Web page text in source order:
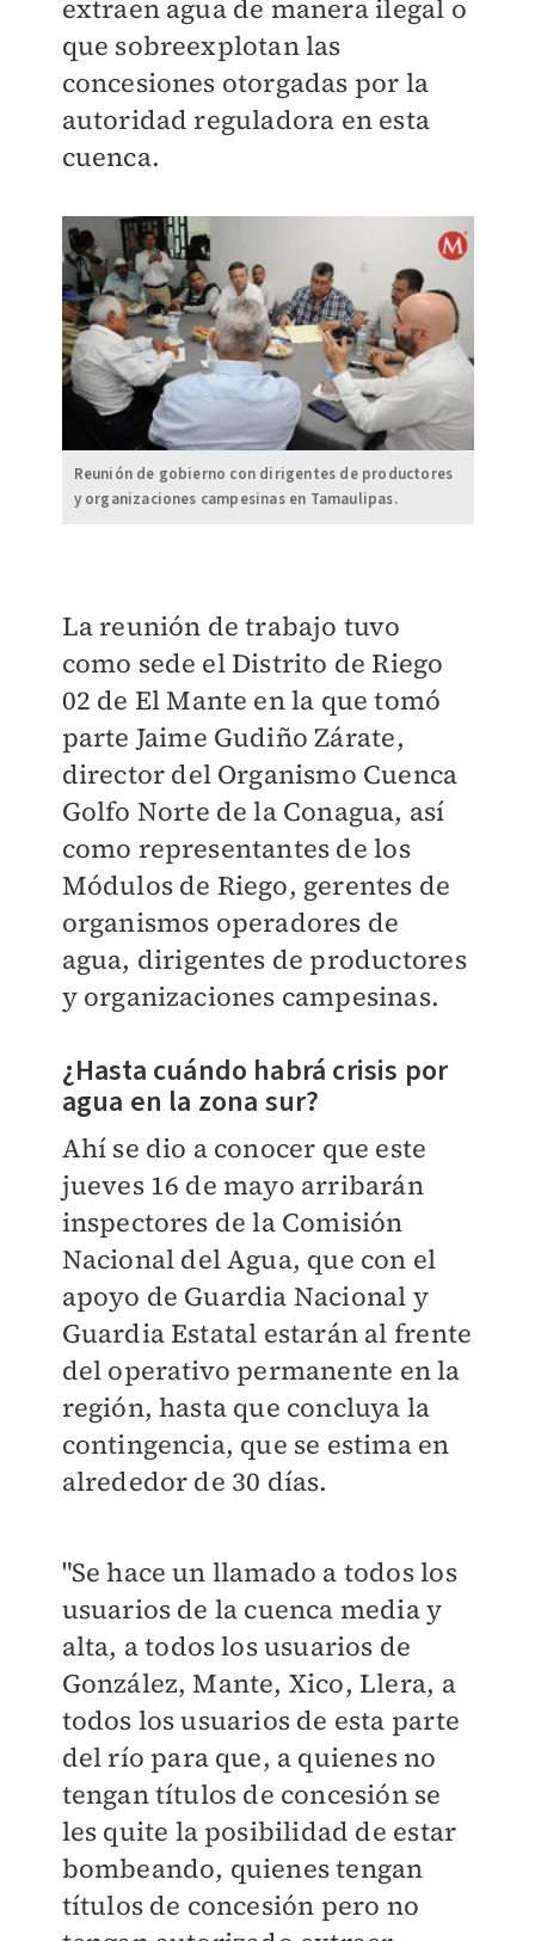
extraen agua de manera ilegal o
que sobreexplotan las
concesiones otorgadas por la
autoridad reguladora en esta
cuenca.
Reunión de gobierno con dirigentes de productores
y organizaciones campesinas en Tamaulipas.
La reunión de trabajo tuvo
como sede el Distrito de Riego
02 de El Mante en la que tomó
parte Jaime Gudiño Zárate,
director del Organismo Cuenca
Golfo Norte de la Conagua, así
como representantes de los
Módulos de Riego, gerentes de
organismos operadores de
agua, dirigentes de productores
y organizaciones campesinas.
¿Hasta cuándo habrá crisis por
agua en la zona sur?
Ahí se dio a conocer que este
jueves 16 de mayo arribarán
inspectores de la Comisión
Nacional del Agua, que con el
apoyo de Guardia Nacional y
Guardia Estatal estarán al frente
del operativo permanente en la
región, hasta que concluya la
contingencia, que se estima en
alrededor de 30 días.
"Se hace un llamado a todos los
usuarios de la cuenca media y
alta, a todos los usuarios de
González, Mante, Xico, Llera, a
todos los usuarios de esta parte
del río para que, a quienes no
tengan títulos de concesión se
les quite la posibilidad de estar
bombeando, quienes tengan
títulos de concesión pero no